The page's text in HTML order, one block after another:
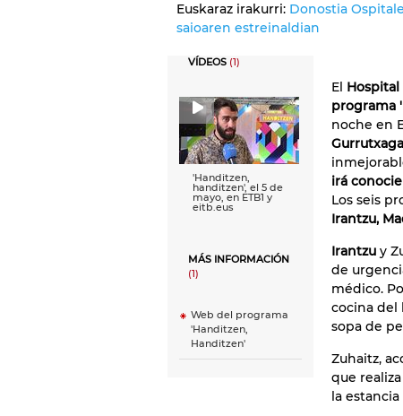
Euskaraz irakurri: Donostia
saioaren estreinaldian
VÍDEOS (1)
'Handitzen,
handitzen', el 5 de
mayo, en ETB1 y
eitb.eus
MÁS INFORMACIÓN
(1)
Web del programa
'Handitzen,
Handitzen'
El
programa '
noche en
Gurrutxaga
irá
Los seis
Irantzu,
Irantzu y
de
médico.
cocina del
sopa de
Zuhaitz,
que realiza
la